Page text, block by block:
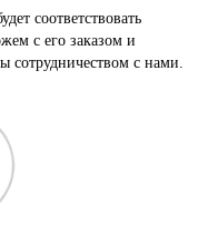
соответствовать
с его заказом и
сотрудничеством с нами.